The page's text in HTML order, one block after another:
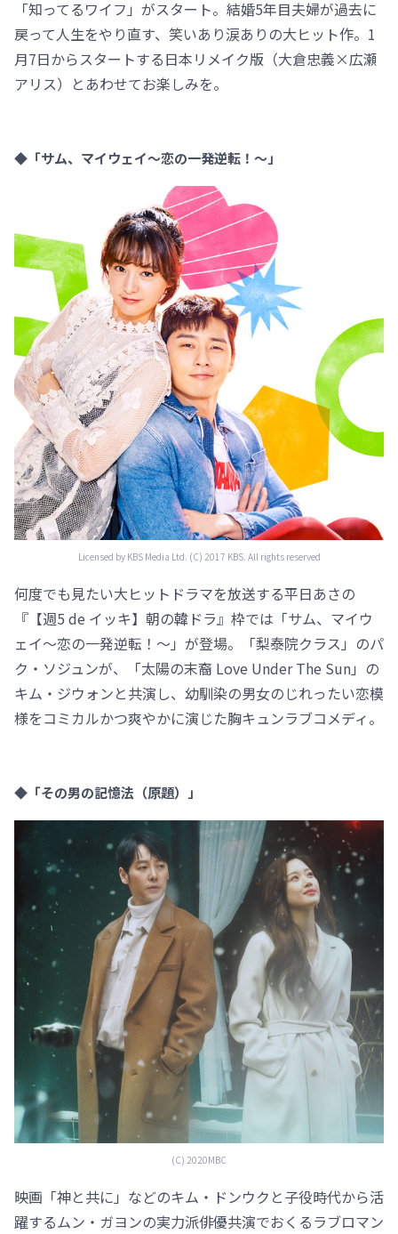
「知ってるワイフ」がスタート。結婚5年目夫婦が過去に
戻って人生をやり直す、笑いあり涙ありの大ヒット作。1
月7日からスタートする日本リメイク版（大倉忠義×広瀬
アリス）とあわせてお楽しみを。
◆「サム、マイウェイ～恋の一発逆転！～」
Licensed by KBS Media Ltd. (C) 2017 KBS. All rights reserved
何度でも見たい大ヒットドラマを放送する平日あさの
『【週5 de イッキ】朝の韓ドラ』枠では「サム、マイウ
ェイ～恋の一発逆転！～」が登場。「梨泰院クラス」のパ
ク・ソジュンが、「太陽の末裔 Love Under The Sun」の
キム・ジウォンと共演し、幼馴染の男女のじれったい恋模
様をコミカルかつ爽やかに演じた胸キュンラブコメディ。
◆「その男の記憶法（原題）」
(C) 2020MBC
映画「神と共に」などのキム・ドンウクと子役時代から活
躍するムン・ガヨンの実力派俳優共演でおくるラブロマン